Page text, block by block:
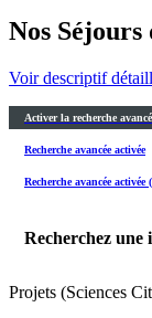
Nos
Voir descriptif
Activer la recherche
Recherche avancée activée
Recherche avancée
Recherchez
Projets (Sciences